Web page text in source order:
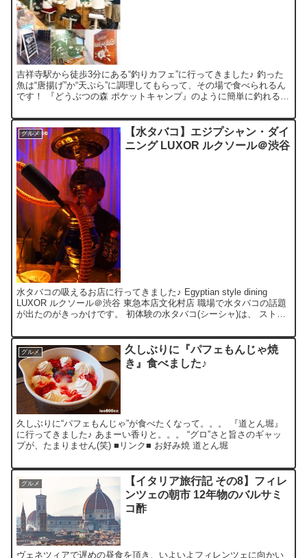
吉祥寺駅から徒歩3分にある“釣りカフェ”に行ってきました♪ 釣った
魚は“唐揚げ”か“天ぷら”に調理してもらって、その場で食べられるん
です！ 『どうぶつの森 ポケットキャンプ』のように簡単に釣れると
グルメ
【水タバコ】エジプシャン・ダイ
ニング LUXOR ルクソール＠渋谷
水タバコの吸えるお店に行ってきました♪ Egyptian style dining
LUXOR ルクソール＠渋谷 東急本店文化村店 職場で水タバコの話題
が出たのがきっかけです。 初体験の水タバコ(シーシャ)は、 ストロ
グルメ
久しぶりに『パフェもんじゃ焼
き』食べました♪
久しぶりに“パフェもんじゃ”が食べたくなって。。。 『道とん堀』
に行ってきました♪ あまーい香りと。。。 “グロ”さと旨さのギャッ
プが、たまりません(笑) ■リンク■ お好み焼 道とん堀
グルメ
【イタリア旅行記 その8】フィレ
ンツェの朝市 12年物のバルサミ
コ酢
ヴェネツィアで遅めの昼食を頂き、いよいよフィレンツェに向かい